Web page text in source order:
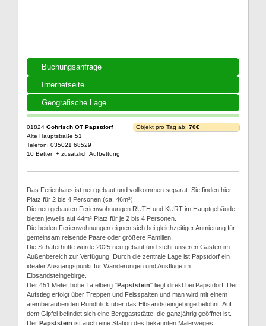
Buchungsanfrage
Internetseite
Geografische Lage
01824 Gohrisch OT Papstdorf
Alte Hauptstraße 51
Telefon: 035021 68529
10 Betten + zusätzlich Aufbettung
Objekt pro Tag ab: 70€
Das Ferienhaus ist neu gebaut und vollkommen separat. Sie finden hier
Platz für 2 bis 4 Personen (ca. 46m²).
Die neu gebauten Ferienwohnungen RUTH und KURT im Hauptgebäude
bieten jeweils auf 44m² Platz für je 2 bis 4 Personen.
Die beiden Ferienwohnungen eignen sich bei gleichzeitiger Anmietung für
gemeinsam reisende Paare oder größere Familien.
Die Schäferhütte wurde 2025 neu gebaut und steht unseren Gästen im
Außenbereich zur Verfügung. Durch die zentrale Lage ist Papstdorf ein
idealer Ausgangspunkt für Wanderungen und Ausflüge im
Elbsandsteingebirge.
Der 451 Meter hohe Tafelberg "Papststein" liegt direkt bei Papstdorf. Der
Aufstieg erfolgt über Treppen und Felsspalten und man wird mit einem
atemberaubenden Rundblick über das Elbsandsteingebirge belohnt. Auf
dem Gipfel befindet sich eine Berggaststätte, die ganzjährig geöffnet ist.
Der Papststein ist auch eine Station des bekannten Malerweges.